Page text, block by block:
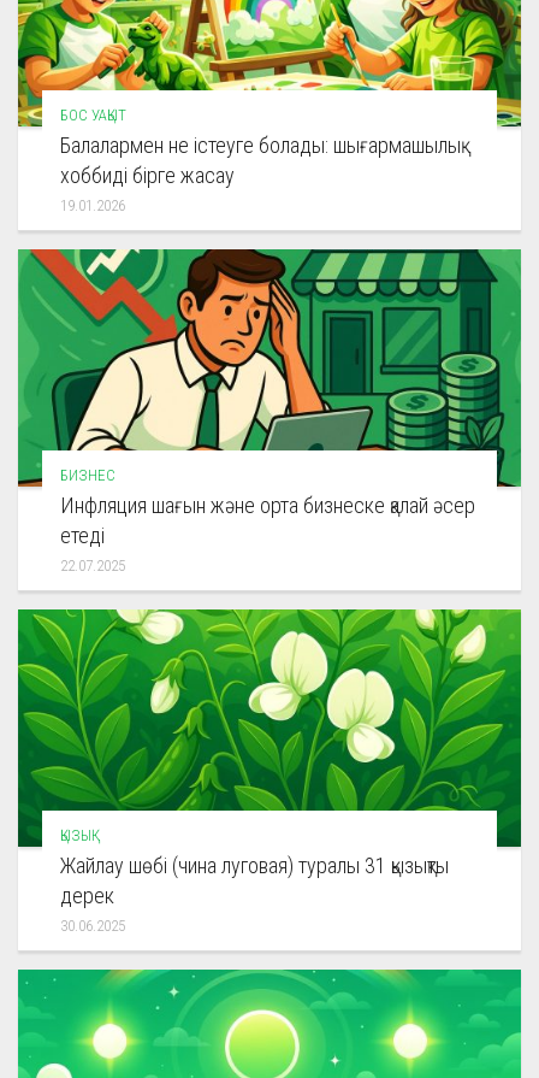
БОС УАҚЫТ
Балалармен не істеуге болады: шығармашылық
хоббиді бірге жасау
19.01.2026
БИЗНЕС
Инфляция шағын және орта бизнеске қалай әсер
етеді
22.07.2025
ҚЫЗЫҚ
Жайлау шөбі (чина луговая) туралы 31 қызықты
дерек
30.06.2025